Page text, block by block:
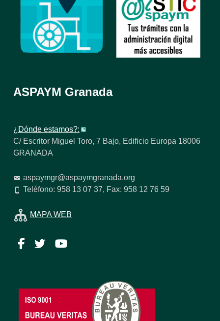
ASPAYM Granada
¿Dónde estamos?:
C/ Escritor Miguel Toro, 7 Bajo, Edificio Europa 18006
GRANADA
aspaymgr@aspaymgranada.org
Teléfono: 958 13 07 37, Fax: 958 12 76 59
MAPA WEB
Facebook
TwitterYouTube